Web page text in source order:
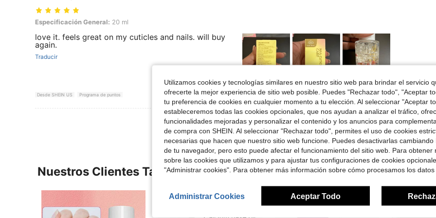
Especificación General: 20 ml
Especificación General: 20 ml
love it. feels great on my cuticles and nails. will buy
again.
Traducir
Desde SHEIN US Programa de puntos Útil (0)
Nuestros Clientes También Vieron
Utilizamos cookies y tecnologías similares en nuestro sitio web para brindar el servicio
ofrecerte la mejor experiencia de sitio web posible. Puedes "Rechazar todo", "Aceptar
tu preferencia de cookies en cualquier momento a tu elección. Al seleccionar "Aceptar
estableceremos todas las cookies opcionales, que nos ayudan a analizar el tráfico,
funcionalidades mejoradas y personalizar el contenido y los anuncios para
de compra con SHEIN. Al seleccionar "Rechazar todo", permites el uso de cookies
necesarias que hacen que nuestro sitio web funcione. Puedes desactivarlas cambiando
de tu navegador, pero esto puede afectar el funcionamiento del sitio web. Para obtener
sobre las cookies que utilizamos y para ajustar tus configuraciones de cookies
"Administrar cookies". Para obtener más información sobre cómo procesamos los
Administrar Cookies Aceptar Todo